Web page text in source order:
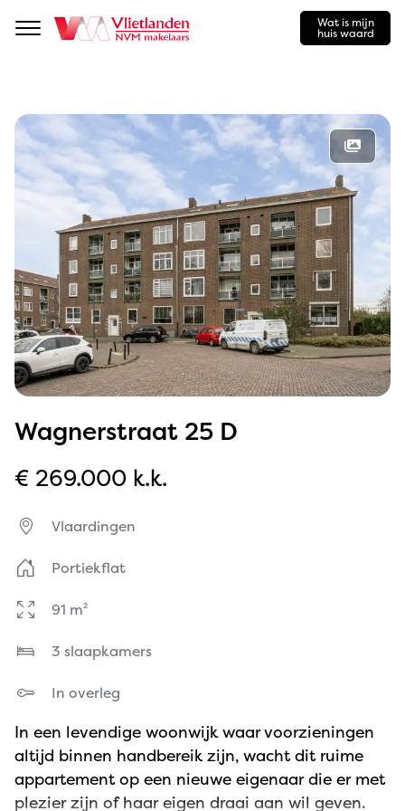
Navigation
Wat is mijn
huis waard
Wagnerstraat 25 D
€ 269.000 k.k.
Vlaardingen
Portiekflat
91 m²
3 slaapkamers
In overleg
In een levendige woonwijk waar voorzieningen
altijd binnen handbereik zijn, wacht dit ruime
appartement op een nieuwe eigenaar die er met
plezier zijn of haar eigen draai aan wil geven.